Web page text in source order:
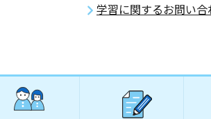
学習に関するお問い合